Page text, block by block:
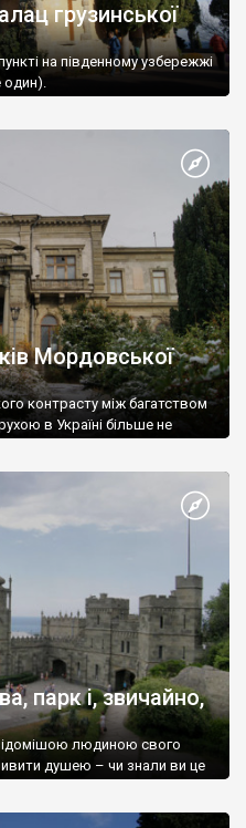
грузинської
на південному узбережжі
один).
Мордовської
контрасту між багатством
в Україні більше не
парк і, звичайно,
людиною свого
душею – чи знали ви це